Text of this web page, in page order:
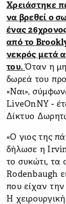
Χρειάστηκε
να βρεθεί ο
ένας
από το
νεκρός μετά
του.Όταν η
δωρεά του
«Ναι»,
LiveOnNY -
Δίκτυο
«Ο γιος της
δήλωσε η
το συκώτι, τα
Rodenbaugh
που είχαν
Η